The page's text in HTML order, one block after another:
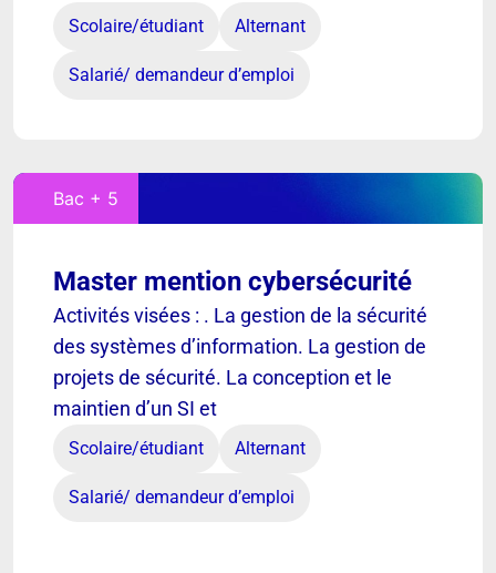
Scolaire/étudiant Alternant
Salarié/ demandeur d’emploi
Bac + 5
Master mention cybersécurité
Activités visées : . La gestion de la sécurité
des systèmes d’information. La gestion de
projets de sécurité. La conception et le
maintien d’un SI et
Scolaire/étudiant Alternant
Salarié/ demandeur d’emploi